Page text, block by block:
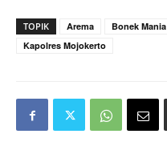
TOPIK Arema Bonek Mania
Kapolres Mojokerto